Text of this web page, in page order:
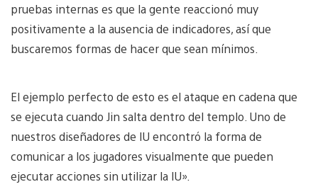
pruebas internas es que la gente reaccionó muy
positivamente a la ausencia de indicadores, así que
buscaremos formas de hacer que sean mínimos.
El ejemplo perfecto de esto es el ataque en cadena que
se ejecuta cuando Jin salta dentro del templo. Uno de
nuestros diseñadores de IU encontró la forma de
comunicar a los jugadores visualmente que pueden
ejecutar acciones sin utilizar la IU».